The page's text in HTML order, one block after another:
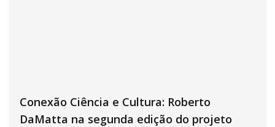
Conexão Ciência e Cultura: Roberto
DaMatta na segunda edição do projeto